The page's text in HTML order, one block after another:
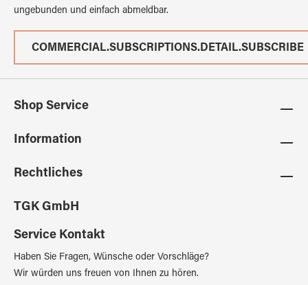
ungebunden und einfach abmeldbar.
COMMERCIAL.SUBSCRIPTIONS.DETAIL.SUBSCRIBE
Shop Service
Information
Rechtliches
TGK GmbH
Service Kontakt
Haben Sie Fragen, Wünsche oder Vorschläge?
Wir würden uns freuen von Ihnen zu hören.